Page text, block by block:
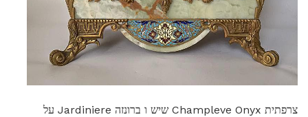
צרפתית Champleve Onyx שיש ו ברונזה Jardiniere על